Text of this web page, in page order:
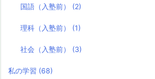
国語（入塾前） (2)
理科（入塾前） (1)
社会（入塾前） (3)
私の学習 (68)